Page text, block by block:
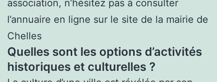
association, n’hésitez pas à consulter
l’annuaire en ligne sur le site de la mairie de
Chelles
Quelles sont les options d’activités
historiques et culturelles ?